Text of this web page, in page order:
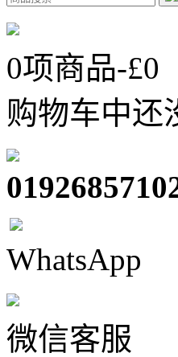
0项商品-£0
购物车中还
WhatsApp
微信客服